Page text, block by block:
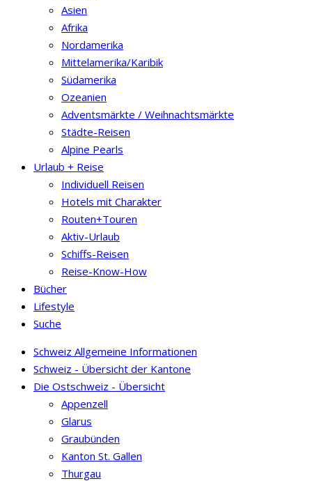
Asien
Afrika
Nordamerika
Mittelamerika/Karibik
Südamerika
Ozeanien
Adventsmärkte / Weihnachtsmärkte
Städte-Reisen
Alpine Pearls
Urlaub + Reise
Individuell Reisen
Hotels mit Charakter
Routen+Touren
Aktiv-Urlaub
Schiffs-Reisen
Reise-Know-How
Bücher
Lifestyle
Suche
Schweiz Allgemeine Informationen
Schweiz - Übersicht der Kantone
Die Ostschweiz - Übersicht
Appenzell
Glarus
Graubünden
Kanton St. Gallen
Thurgau